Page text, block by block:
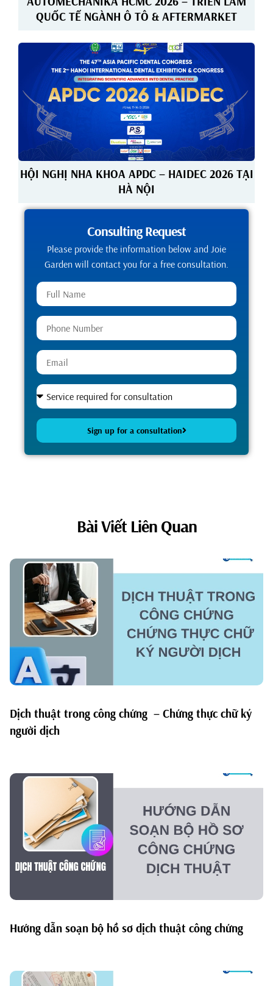
QUỐC TẾ NGÀNH Ô TÔ & AFTERMARKET
HỘI NGHỊ NHA KHOA APDC – HAIDEC 2026 TẠI
HÀ NỘI
Consulting Request
Please provide the information below and Joie
Garden will contact you for a free consultation.
Sign up for a consultation
Alternative:
Bài Viết Liên Quan
Dịch thuật trong công chứng – Chứng thực chữ ký
người dịch
Hướng dẫn soạn bộ hồ sơ dịch thuật công chứng